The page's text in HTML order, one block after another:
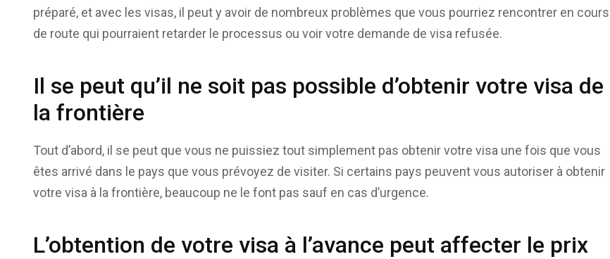
préparé, et avec les visas, il peut y avoir de nombreux problèmes que vous pourriez rencontrer en cours
de route qui pourraient retarder le processus ou voir votre demande de visa refusée.
Il se peut qu’il ne soit pas possible d’obtenir votre visa de
la frontière
Tout d’abord, il se peut que vous ne puissiez tout simplement pas obtenir votre visa une fois que vous
êtes arrivé dans le pays que vous prévoyez de visiter. Si certains pays peuvent vous autoriser à obtenir
votre visa à la frontière, beaucoup ne le font pas sauf en cas d’urgence.
L’obtention de votre visa à l’avance peut affecter le prix